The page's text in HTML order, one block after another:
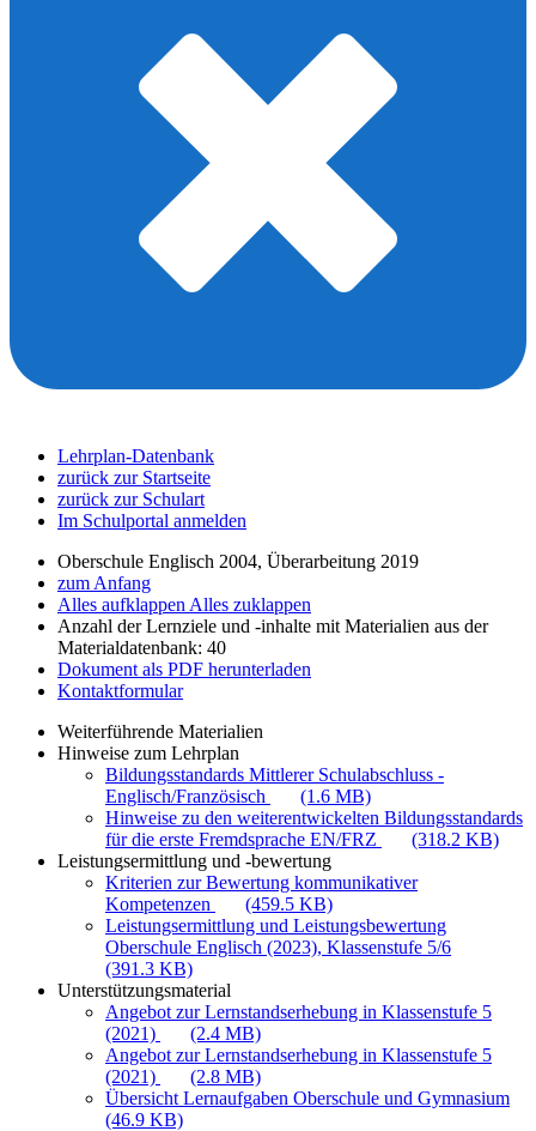
Lehrplan-Datenbank
zurück zur Startseite
zurück zur Schulart
Im Schulportal anmelden
Oberschule Englisch 2004, Überarbeitung 2019
zum Anfang
Alles aufklappen Alles zuklappen
Anzahl der Lernziele und -inhalte mit Materialien aus der
Materialdatenbank: 40
Dokument als PDF herunterladen
Kontaktformular
Weiterführende Materialien
Hinweise zum Lehrplan
Bildungsstandards Mittlerer Schulabschluss -
Englisch/Französisch
(1.6 MB)
Hinweise zu den weiterentwickelten Bildungsstandards
für die erste Fremdsprache EN/FRZ
(318.2 KB)
Leistungsermittlung und -bewertung
Kriterien zur Bewertung kommunikativer
Kompetenzen
(459.5 KB)
Leistungsermittlung und Leistungsbewertung
Oberschule Englisch (2023), Klassenstufe 5/6
(391.3 KB)
Unterstützungsmaterial
Angebot zur Lernstandserhebung in Klassenstufe 5
(2021)
(2.4 MB)
Angebot zur Lernstandserhebung in Klassenstufe 5
(2021)
(2.8 MB)
Übersicht Lernaufgaben Oberschule und Gymnasium
(46.9 KB)